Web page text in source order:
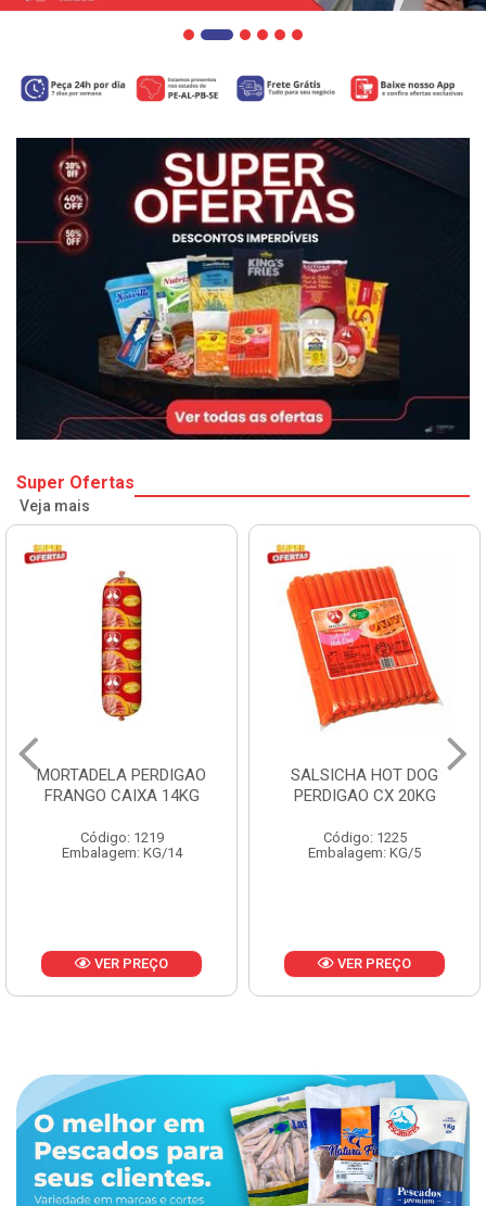
Super Ofertas
Veja mais
MORTADELA PERDIGAO
FRANGO CAIXA 14KG
Código: 1219
Embalagem: KG/14
VER PREÇO
SALSICHA HOT DOG
PERDIGAO CX 20KG
Código: 1225
Embalagem: KG/5
VER PREÇO